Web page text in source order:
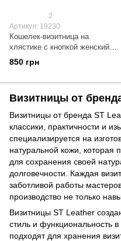
2
Артикул: 19230
Кошелек-визитница на
хлястике с кнопкой женский
ST Leather 19230 Лиловый
850 грн
Визитницы от
Визитницы от бренда ST
классики, практичности и
специализируется на
натуральной кожи, которая
для сохранения своей
долговечности. Каждая
заботливой работы
производство не только
Визитницы ST Leather
стиль и функциональность
подходят для хранения